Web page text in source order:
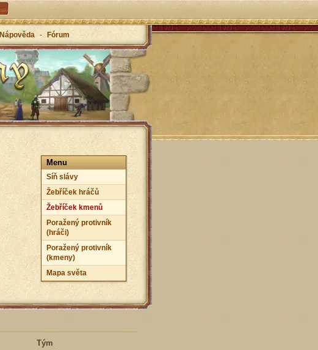
Nápověda - Fórum
Menu
Síň slávy
Žebříček hráčů
Žebříček kmenů
Poražený protivník
(hráči)
Poražený protivník
(kmeny)
Mapa světa
Tým